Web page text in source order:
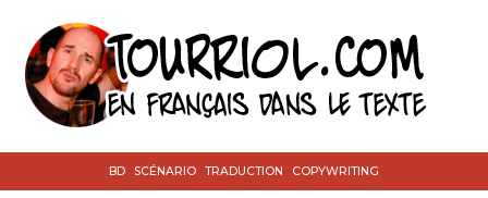
BD SCÉNARIO TRADUCTION COPYWRITING